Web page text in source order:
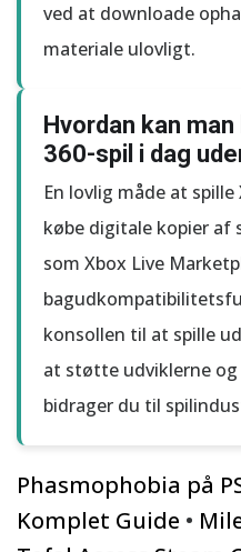
ved at downloade
materiale ulovligt.
Hvordan kan
360-spil i dag
En lovlig måde at
købe digitale kopier af
som Xbox Live
konsollen til at spille
at støtte udviklerne
bidrager du til
Phasmophobia på
Komplet Guide •